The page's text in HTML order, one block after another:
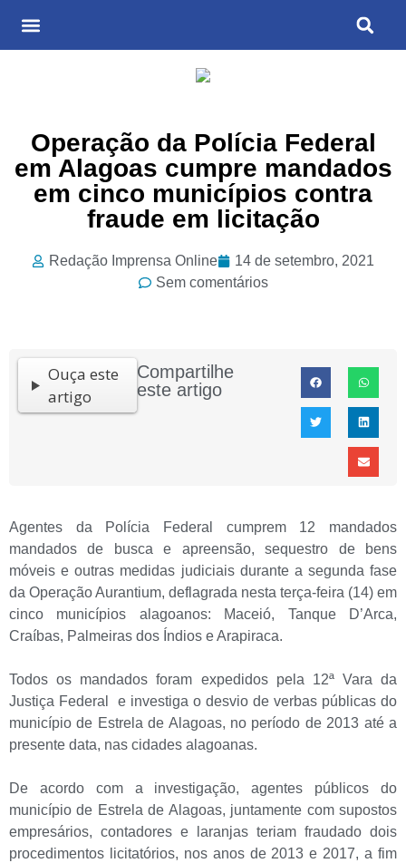
Operação da Polícia Federal
em Alagoas cumpre mandados
em cinco municípios contra
fraude em licitação
Redação Imprensa Online
14 de setembro, 2021
Sem comentários
Ouça este
artigo
Compartilhe
este artigo
Agentes da Polícia Federal cumprem 12 mandados
mandados de busca e apreensão, sequestro de bens
móveis e outras medidas judiciais durante a segunda fase
da Operação Aurantium, deflagrada nesta terça-feira (14) em
cinco municípios alagoanos: Maceió, Tanque D’Arca,
Craíbas, Palmeiras dos Índios e Arapiraca.
Todos os mandados foram expedidos pela 12ª Vara da
Justiça Federal e investiga o desvio de verbas públicas do
município de Estrela de Alagoas, no período de 2013 até a
presente data, nas cidades alagoanas.
De acordo com a investigação, agentes públicos do
município de Estrela de Alagoas, juntamente com supostos
empresários, contadores e laranjas teriam fraudado dois
procedimentos licitatórios, nos anos de 2013 e 2017, a fim